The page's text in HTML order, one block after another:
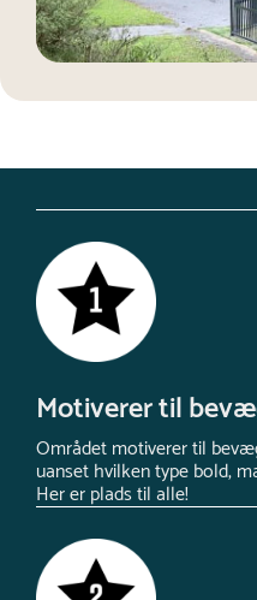
Motiverer til
Området motiverer til
uanset hvilken type bold,
Her er plads til alle!